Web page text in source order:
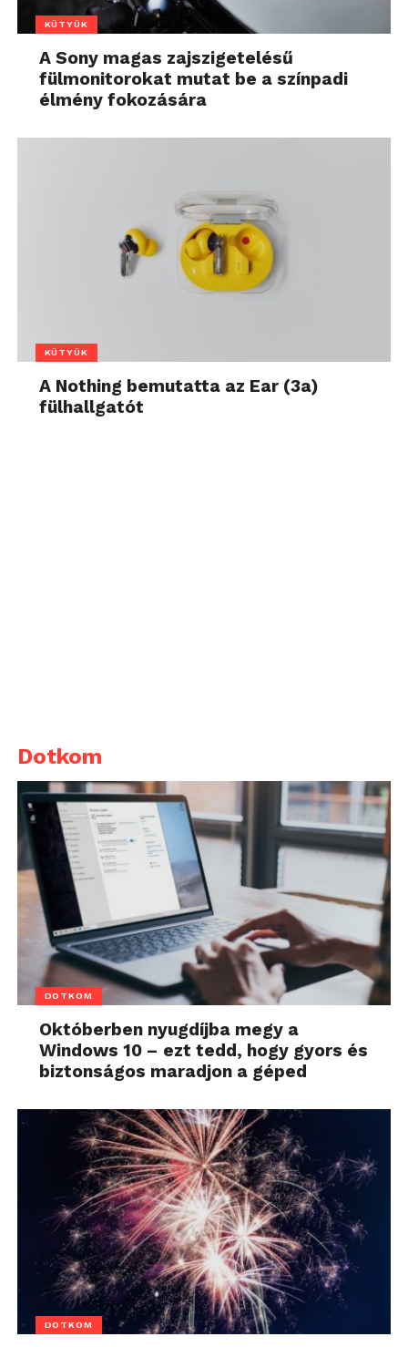
KÜTYÜK
A Sony magas zajszigetelésű
fülmonitorokat mutat be a színpadi
élmény fokozására
KÜTYÜK
A Nothing bemutatta az Ear (3a)
fülhallgatót
Dotkom
DOTKOM
Októberben nyugdíjba megy a
Windows 10 – ezt tedd, hogy gyors és
biztonságos maradjon a géped
DOTKOM